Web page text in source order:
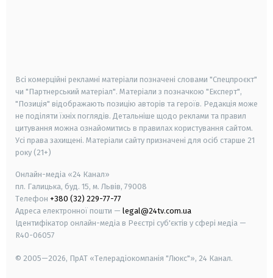
Всі комерційні рекламні матеріали позначені словами "Спецпроєкт"
чи "Партнерський матеріал". Матеріали з позначкою "Експерт",
"Позиція" відображають позицію авторів та героїв. Редакція може
не поділяти їхніх поглядів. Детальніше щодо реклами та правил
цитування можна ознайомитись в правилах користування сайтом.
Усі права захищені. Матеріали сайту призначені для осіб старше 21
року (21+)
Онлайн-медіа «24 Канал»
пл. Галицька, буд. 15, м. Львів, 79008
Телефон +380 (32) 229-77-77
Адреса електронної пошти — legal@24tv.com.ua
Ідентифікатор онлайн-медіа в Реєстрі суб'єктів у сфері медіа —
R40-06057
© 2005—2026, ПрАТ «Телерадіокомпанія "Люкс"», 24 Канал.